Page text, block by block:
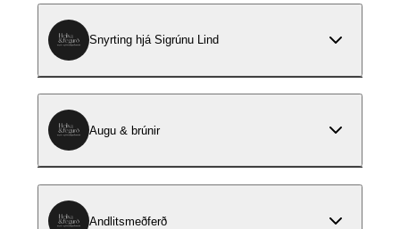
Snyrting hjá Sigrúnu Lind
Augu & brúnir
Andlitsmeðferð